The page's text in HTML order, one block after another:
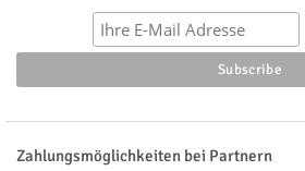
Zahlungsmöglichkeiten bei Partnern